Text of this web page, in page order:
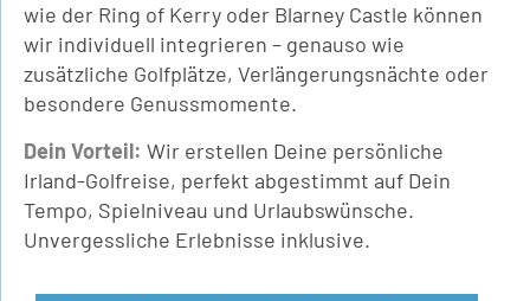
wie der Ring of Kerry oder Blarney Castle können
wir individuell integrieren – genauso wie
zusätzliche Golfplätze, Verlängerungsnächte oder
besondere Genussmomente.
Dein Vorteil: Wir erstellen Deine persönliche
Irland-Golfreise, perfekt abgestimmt auf Dein
Tempo, Spielniveau und Urlaubswünsche.
Unvergessliche Erlebnisse inklusive.